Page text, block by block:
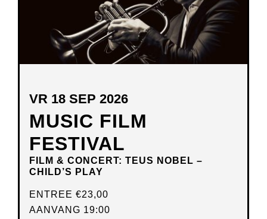
MUSIC FILM
FESTIVAL
FILM & CONCERT: TEUS NOBEL –
CHILD’S PLAY
VR 18 SEP 2026
ENTREE €23,00
AANVANG 19:00